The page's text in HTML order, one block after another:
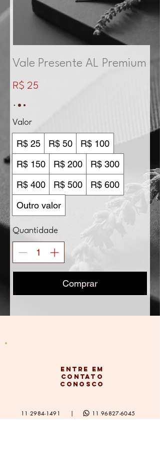
Vale Presente AL Premium
R$ 25
Valor
R$ 25 R$ 50
R$ 100
R$ 150
R$ 200
R$ 300
R$ 400
R$ 500
R$ 600
Outro valor
Quantidade
Comprar
Entre em
contato
conosco
11 2984-1491 | 11 96827-6045